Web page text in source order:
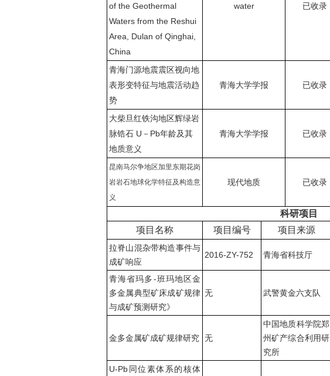
of the Geothermal
Waters from the Reshui
Area, Dulan of Qinghai,
China
water 已收录
青海门源地震震区视向地
表形变特征与地震活动趋
势
青海大学学报 已收录
大柴旦红铁沟地区辉绿岩
脉锆石 U－Pb年龄及其
地质意义
青海大学学报 已收录
昆南马尔争地区加里东期花岗
岩岩石地球化学特征及构造意
义
现代地质 已收录
科研项目
项目名称
项目编号 项目来源
拉脊山混杂带构造事件与
成矿响应
2016-ZY-752 青海省科技厅
青海省玛多-班玛地区金
多金属典型矿床成矿规律
与成矿预测研究》
无 武警黄金六支队
金多金属矿成矿规律研究 无
中国地质科学院郑
州矿产综合利用研
究所
U-Pb同位素体系的核体